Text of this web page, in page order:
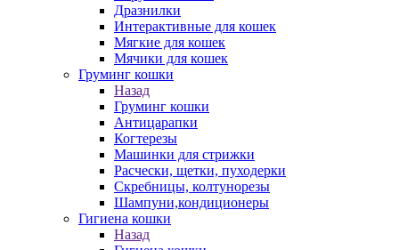
Дразнилки
Интерактивные для кошек
Мягкие для кошек
Мячики для кошек
Груминг кошки
Назад
Груминг кошки
Антицарапки
Когтерезы
Машинки для стрижки
Расчески, щетки, пуходерки
Скребницы, колтунорезы
Шампуни,кондиционеры
Гигиена кошки
Назад